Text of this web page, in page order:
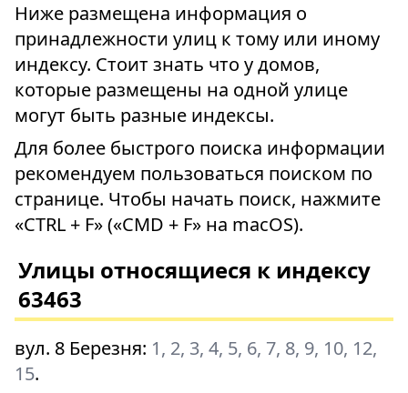
Ниже размещена информация о
принадлежности улиц к тому или иному
индексу. Стоит знать что у домов,
которые размещены на одной улице
могут быть разные индексы.
Для более быстрого поиска информации
рекомендуем пользоваться поиском по
странице. Чтобы начать поиск, нажмите
«CTRL + F» («CMD + F» на macOS).
Улицы относящиеся к индексу
63463
вул. 8 Березня: 1, 2, 3, 4, 5, 6, 7, 8, 9, 10, 12,
15.